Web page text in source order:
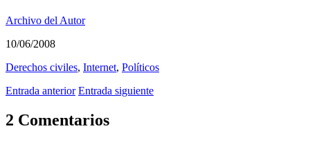
Archivo del Autor
10/06/2008
Derechos civiles, Internet, Polí­ticos
Entrada anterior Entrada siguiente
2 Comentarios